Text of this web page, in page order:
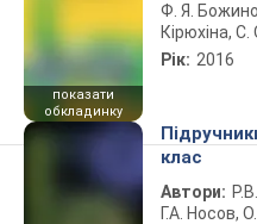
показати
обкладинку
Ф. Я.
Кірюхіна,
Рік: 2016
клас
Автори:
Г.А. Носов,